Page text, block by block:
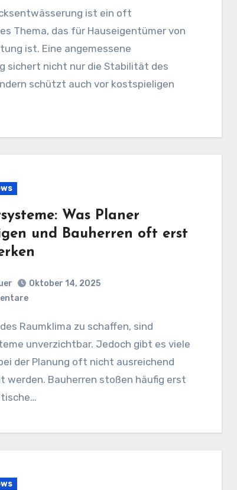
Thema, das für Hauseigentümer von
ist. Eine angemessene
sichert nicht nur die Stabilität des
schützt auch vor kostspieligen
Was Planer
und Bauherren oft erst
Oktober 14, 2025
unverzichtbar. Jedoch gibt es viele
der Planung oft nicht ausreichend
werden. Bauherren stoßen häufig erst